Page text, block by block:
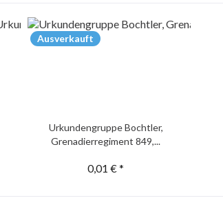
Ausverkauft
Urkundengruppe Bochtler,
Grenadierregiment 849,...
0,01 € *